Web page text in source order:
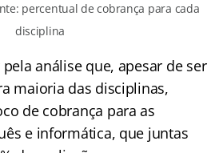
percentual de cobrança para cada
disciplina
análise que, apesar de ser
maioria das disciplinas,
de cobrança para as
e informática, que juntas